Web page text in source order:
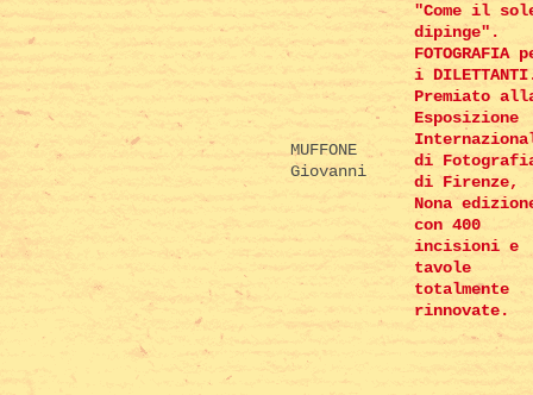
MUFFONE
Giovanni
"Come il
dipinge".
FOTOGRAFIA
i
Premiato
Esposizione
di
di Firenze,
Nona
con 400
incisioni e
tavole
totalmente
rinnovate.